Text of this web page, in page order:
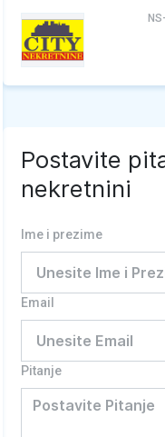
Postavite
nekretnini
Ime i prezime
Email
Pitanje